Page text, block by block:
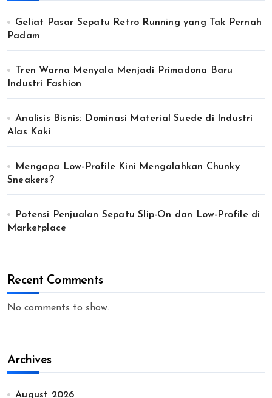
Geliat Pasar Sepatu Retro Running yang Tak Pernah
Padam
Tren Warna Menyala Menjadi Primadona Baru
Industri Fashion
Analisis Bisnis: Dominasi Material Suede di Industri
Alas Kaki
Mengapa Low-Profile Kini Mengalahkan Chunky
Sneakers?
Potensi Penjualan Sepatu Slip-On dan Low-Profile di
Marketplace
Recent Comments
No comments to show.
Archives
August 2026